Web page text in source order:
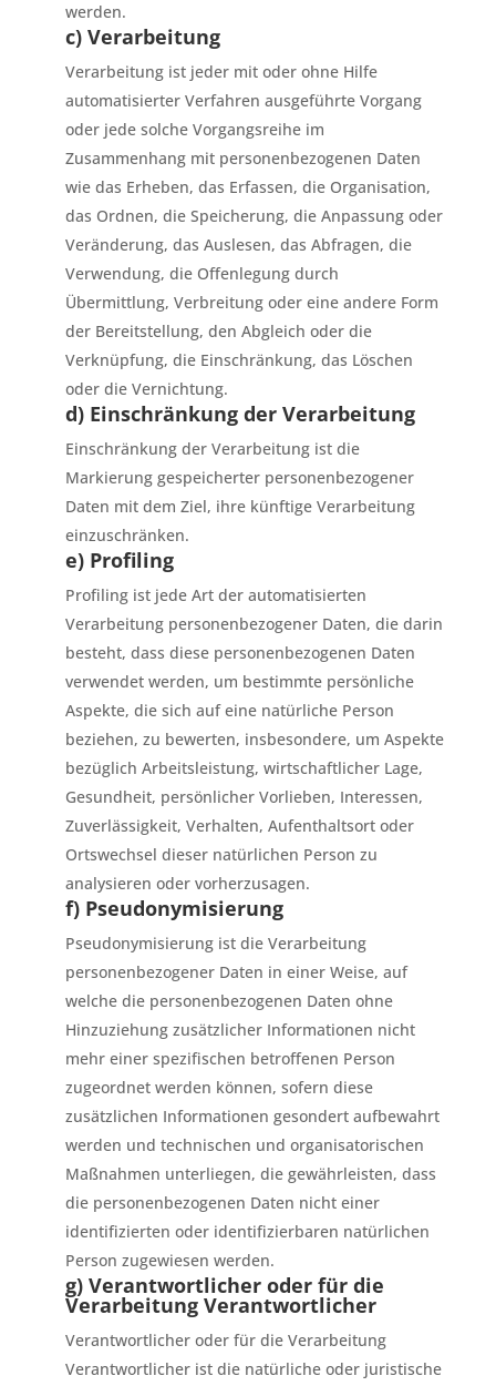
werden.
c) Verarbeitung
Verarbeitung ist jeder mit oder ohne Hilfe
automatisierter Verfahren ausgeführte Vorgang
oder jede solche Vorgangsreihe im
Zusammenhang mit personenbezogenen Daten
wie das Erheben, das Erfassen, die Organisation,
das Ordnen, die Speicherung, die Anpassung oder
Veränderung, das Auslesen, das Abfragen, die
Verwendung, die Offenlegung durch
Übermittlung, Verbreitung oder eine andere Form
der Bereitstellung, den Abgleich oder die
Verknüpfung, die Einschränkung, das Löschen
oder die Vernichtung.
d) Einschränkung der Verarbeitung
Einschränkung der Verarbeitung ist die
Markierung gespeicherter personenbezogener
Daten mit dem Ziel, ihre künftige Verarbeitung
einzuschränken.
e) Profiling
Profiling ist jede Art der automatisierten
Verarbeitung personenbezogener Daten, die darin
besteht, dass diese personenbezogenen Daten
verwendet werden, um bestimmte persönliche
Aspekte, die sich auf eine natürliche Person
beziehen, zu bewerten, insbesondere, um Aspekte
bezüglich Arbeitsleistung, wirtschaftlicher Lage,
Gesundheit, persönlicher Vorlieben, Interessen,
Zuverlässigkeit, Verhalten, Aufenthaltsort oder
Ortswechsel dieser natürlichen Person zu
analysieren oder vorherzusagen.
f) Pseudonymisierung
Pseudonymisierung ist die Verarbeitung
personenbezogener Daten in einer Weise, auf
welche die personenbezogenen Daten ohne
Hinzuziehung zusätzlicher Informationen nicht
mehr einer spezifischen betroffenen Person
zugeordnet werden können, sofern diese
zusätzlichen Informationen gesondert aufbewahrt
werden und technischen und organisatorischen
Maßnahmen unterliegen, die gewährleisten, dass
die personenbezogenen Daten nicht einer
identifizierten oder identifizierbaren natürlichen
Person zugewiesen werden.
g) Verantwortlicher oder für die
Verarbeitung Verantwortlicher
Verantwortlicher oder für die Verarbeitung
Verantwortlicher ist die natürliche oder juristische